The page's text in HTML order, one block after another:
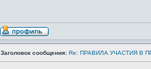
Заголовок сообщения: Re: ПРАВИЛА УЧАСТИЯ В